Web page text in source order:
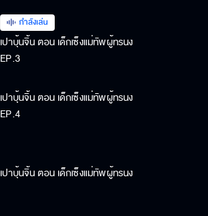
กำลังเล่น
เปาบุ้นจิ้น ตอน เด็กเซ็งแม่ทัพผู้ทรนง
EP.3
เปาบุ้นจิ้น ตอน เด็กเซ็งแม่ทัพผู้ทรนง
EP.4
เปาบุ้นจิ้น ตอน เด็กเซ็งแม่ทัพผู้ทรนง